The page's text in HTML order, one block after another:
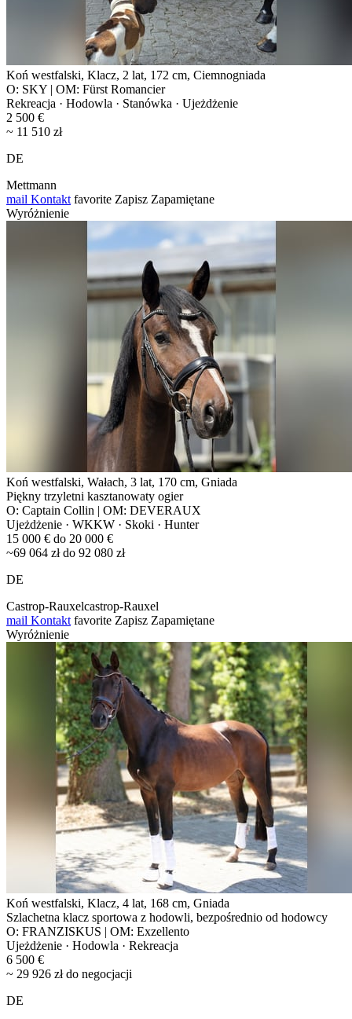
Koń westfalski, Klacz, 2 lat, 172 cm, Ciemnogniada
O: SKY | OM: Fürst Romancier
Rekreacja · Hodowla · Stanówka · Ujeżdżenie
2 500 €
~ 11 510 zł
DE
Mettmann
mail Kontakt favorite Zapisz Zapamiętane
Wyróżnienie
Koń westfalski, Wałach, 3 lat, 170 cm, Gniada
Piękny trzyletni kasztanowaty ogier
O: Captain Collin | OM: DEVERAUX
Ujeżdżenie · WKKW · Skoki · Hunter
15 000 € do 20 000 €
~69 064 zł do 92 080 zł
DE
Castrop-Rauxelcastrop-Rauxel
mail Kontakt favorite Zapisz Zapamiętane
Wyróżnienie
Koń westfalski, Klacz, 4 lat, 168 cm, Gniada
Szlachetna klacz sportowa z hodowli, bezpośrednio od hodowcy
O: FRANZISKUS | OM: Exzellento
Ujeżdżenie · Hodowla · Rekreacja
6 500 €
~ 29 926 zł do negocjacji
DE